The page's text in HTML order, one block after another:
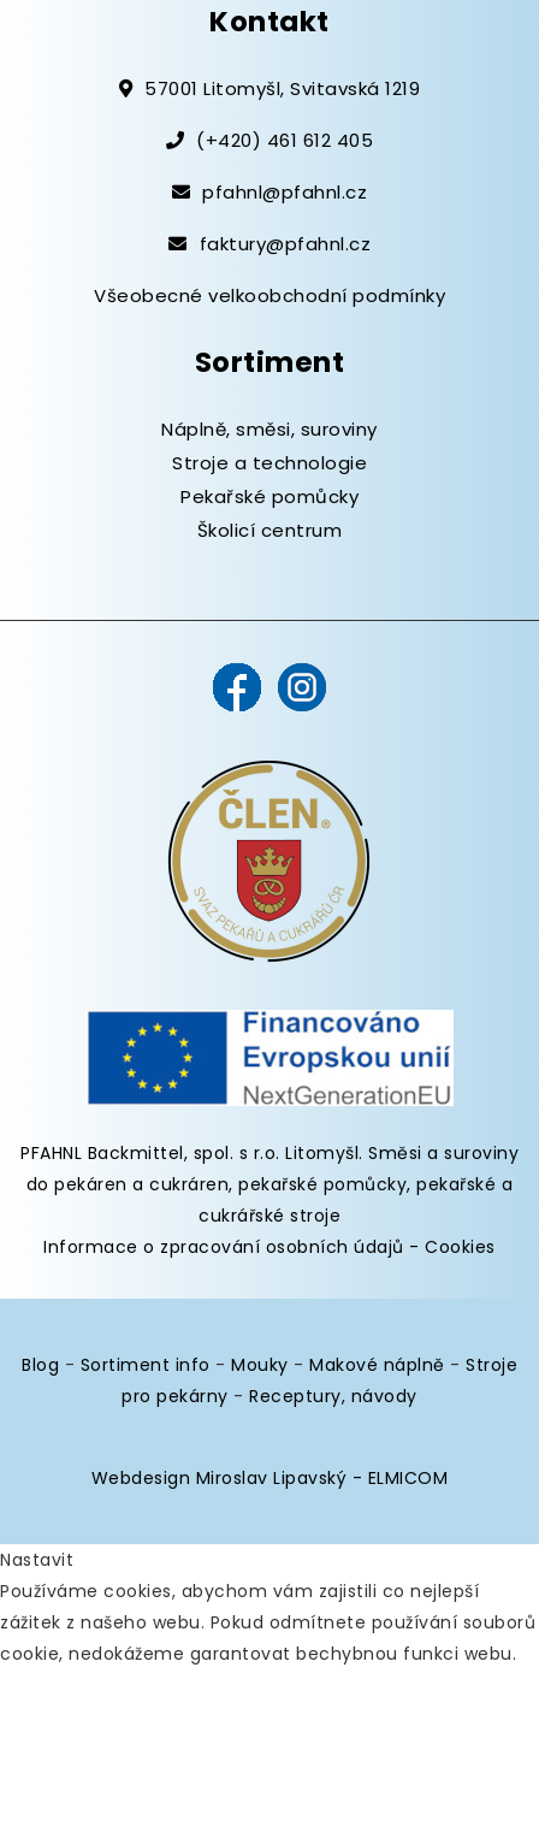
Kontakt
57001 Litomyšl, Svitavská 1219
(+420) 461 612 405
pfahnl@pfahnl.cz
faktury@pfahnl.cz
Všeobecné velkoobchodní podmínky
Sortiment
Náplně, směsi, suroviny
Stroje a technologie
Pekařské pomůcky
Školicí centrum
PFAHNL Backmittel, spol. s r.o. Litomyšl. Směsi a suroviny
do pekáren a cukráren,pekařské pomůcky,pekařské a
cukrářské stroje
Informace o zpracování osobních údajů -Cookies
Blog - Sortiment info - Mouky - Makové náplně - Stroje
pro pekárny -Receptury, návody
Webdesign Miroslav Lipavský - ELMICOM
Nastavit
Používáme cookies, abychom vám zajistili co nejlepší
zážitek z našeho webu. Pokud odmítnete používání souborů
cookie, nedokážeme garantovat bechybnou funkci webu.